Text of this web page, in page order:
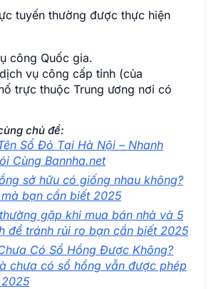
tuyến thường được thực hiện
công Quốc gia.
vụ công cấp tỉnh (của
trực thuộc Trung ương nơi có
chủ đề:
Sổ Đỏ Tại Hà Nội – Nhanh
Cùng Bannha.net
sở hữu có giống nhau không?
bạn cần biết 2025
gặp khi mua bán nhà và 5
để tránh rủi ro bạn cần biết 2025
Có Sổ Hồng Được Không?
chưa có sổ hồng vẫn được phép